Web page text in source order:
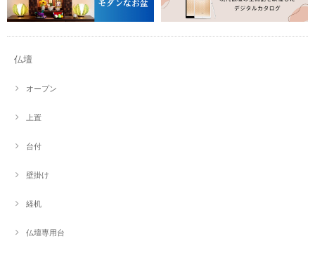
仏壇
オープン
上置
台付
壁掛け
経机
仏壇専用台